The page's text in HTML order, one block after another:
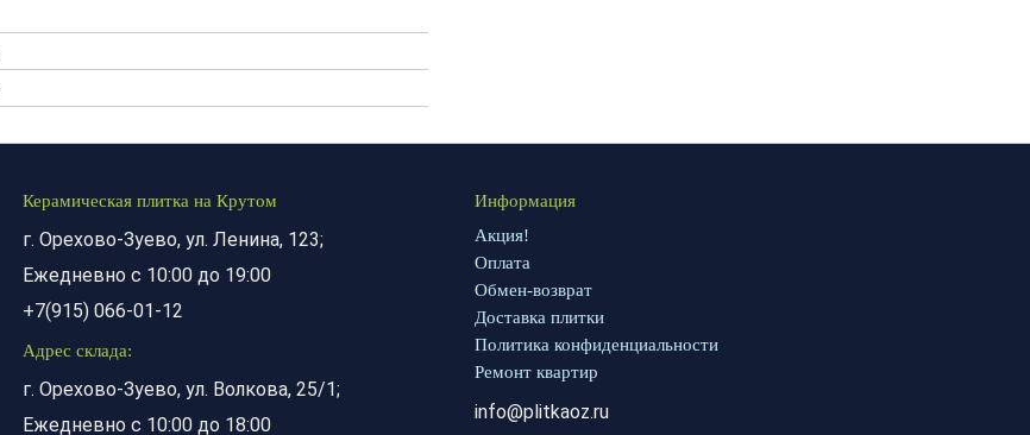
Керамическая плитка на Крутом
г. Орехово-Зуево, ул. Ленина, 123;
Ежедневно с 10:00 до 19:00
+7(915) 066-01-12
Адрес склада:
г. Орехово-Зуево, ул. Волкова, 25/1;
Ежедневно с 10:00 до 18:00
Информация
Акция!
Оплата
Обмен-возврат
Доставка плитки
Политика конфиденциальности
Ремонт квартир
info@plitkaoz.ru